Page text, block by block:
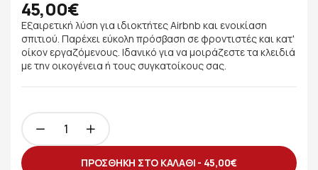
45,00€
Εξαιρετική λύση για ιδιοκτήτες Airbnb και ενοικίαση
σπιτιού. Παρέχει εύκολη πρόσβαση σε φροντιστές και κατ'
οίκον εργαζόμενους. Ιδανικό για να μοιράζεστε τα κλειδιά
με την οικογένεια ή τους συγκατοίκους σας.
ΠΡΟΣΘΗΚΗ ΣΤΟ ΚΑΛΑΘΙ - 45,00€